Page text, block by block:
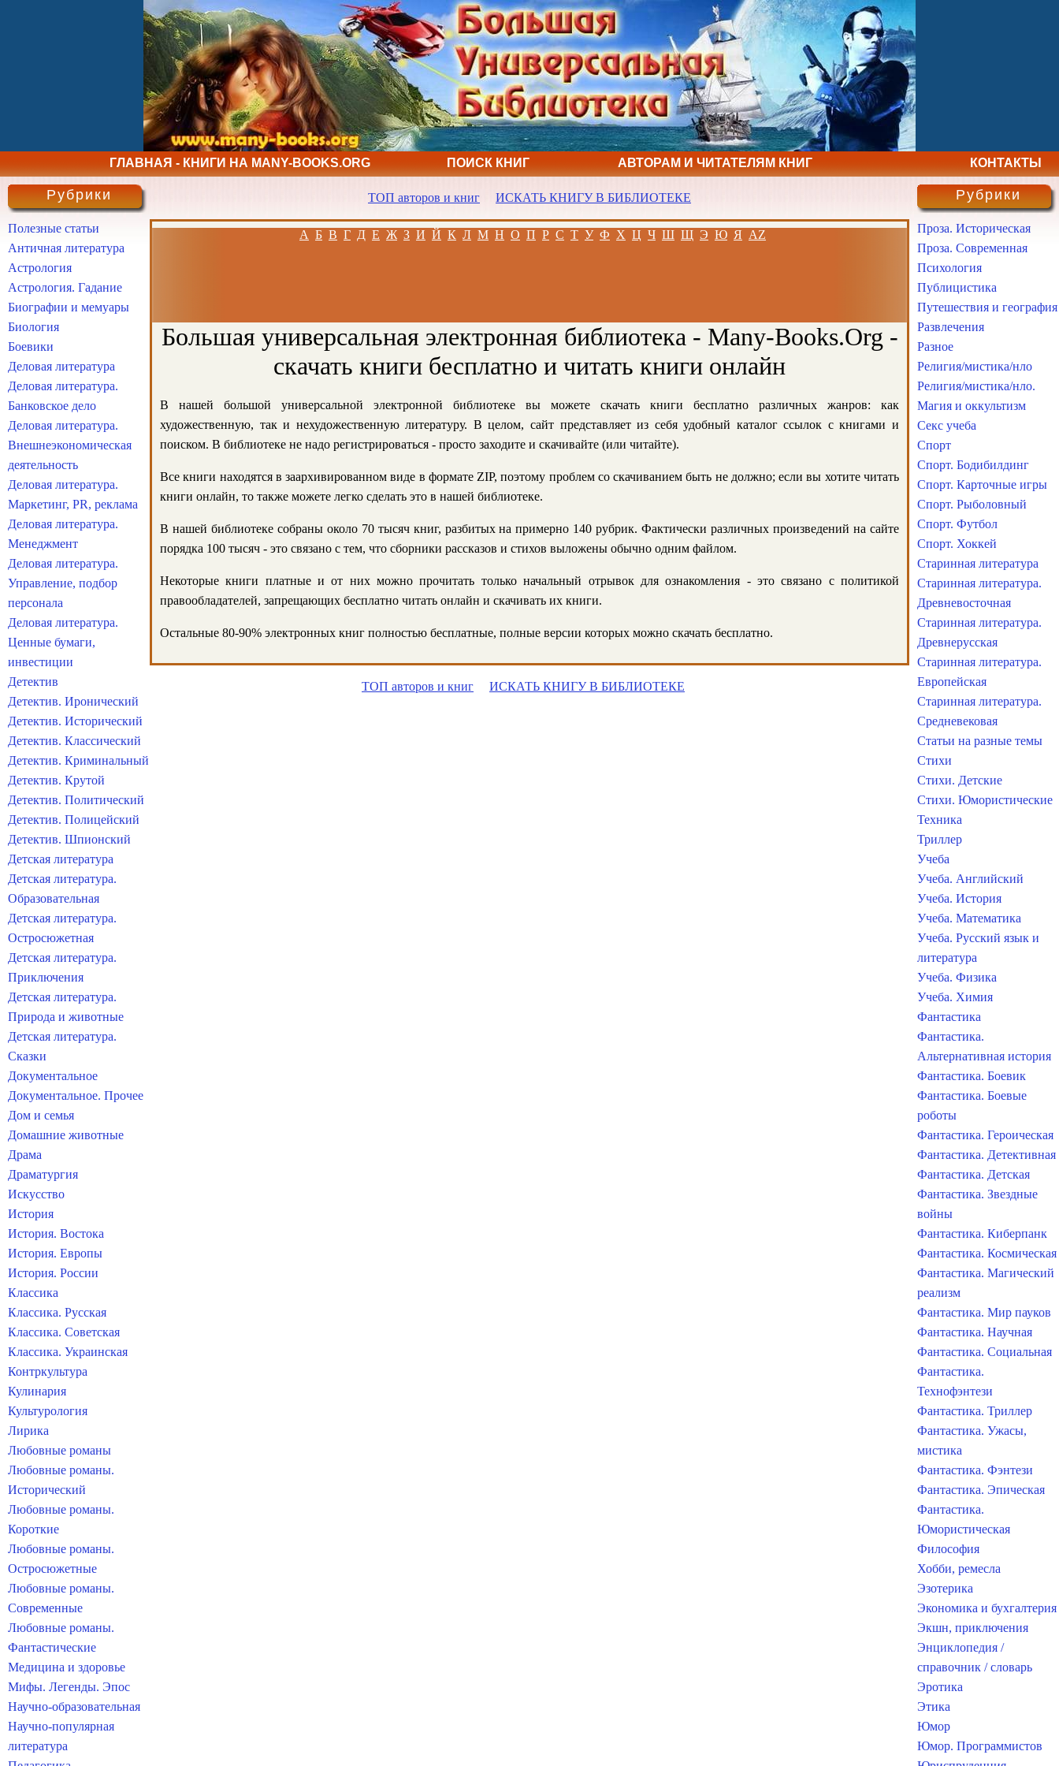
ГЛАВНАЯ - КНИГИ НА MANY-BOOKS.ORG ПОИСК КНИГ АВТОРАМ И ЧИТАТЕЛЯМ КНИГ КОНТАКТЫ
ТОП авторов и книг ИСКАТЬ КНИГУ В БИБЛИОТЕКЕ
А Б В Г Д Е Ж З И Й К Л М Н О П Р С Т У Ф Х Ц Ч Ш Щ Э Ю Я AZ
Большая универсальная электронная библиотека - Many-Books.Org -
скачать книги бесплатно и читать книги онлайн
В нашей большой универсальной электронной библиотеке вы можете скачать книги бесплатно различных жанров: как
художественную, так и нехудожественную литературу. В целом, сайт представляет из себя удобный каталог ссылок с книгами и
поиском. В библиотеке не надо регистрироваться - просто заходите и скачивайте (или читайте).
Все книги находятся в заархивированном виде в формате ZIP, поэтому проблем со скачиванием быть не должно; если вы хотите читать
книги онлайн, то также можете легко сделать это в нашей библиотеке.
В нашей библиотеке собраны около 70 тысяч книг, разбитых на примерно 140 рубрик. Фактически различных произведений на сайте
порядка 100 тысяч - это связано с тем, что сборники рассказов и стихов выложены обычно одним файлом.
Некоторые книги платные и от них можно прочитать только начальный отрывок для ознакомления - это связано с политикой
правообладателей, запрещающих бесплатно читать онлайн и скачивать их книги.
Остальные 80-90% электронных книг полностью бесплатные, полные версии которых можно скачать бесплатно.
ТОП авторов и книг ИСКАТЬ КНИГУ В БИБЛИОТЕКЕ
Рубрики
Полезные статьи
Античная литература
Астрология
Астрология. Гадание
Биографии и мемуары
Биология
Боевики
Деловая литература
Деловая литература.
Банковское дело
Деловая литература.
Внешнеэкономическая
деятельность
Деловая литература.
Маркетинг, PR, реклама
Деловая литература.
Менеджмент
Деловая литература.
Управление, подбор
персонала
Деловая литература.
Ценные бумаги,
инвестиции
Детектив
Детектив. Иронический
Детектив. Исторический
Детектив. Классический
Детектив. Криминальный
Детектив. Крутой
Детектив. Политический
Детектив. Полицейский
Детектив. Шпионский
Детская литература
Детская литература.
Образовательная
Детская литература.
Остросюжетная
Детская литература.
Приключения
Детская литература.
Природа и животные
Детская литература.
Сказки
Документальное
Документальное. Прочее
Дом и семья
Домашние животные
Драма
Драматургия
Искусство
История
История. Востока
История. Европы
История. России
Классика
Классика. Русская
Классика. Советская
Классика. Украинская
Контркультура
Кулинария
Культурология
Лирика
Любовные романы
Любовные романы.
Исторический
Любовные романы.
Короткие
Любовные романы.
Остросюжетные
Любовные романы.
Современные
Любовные романы.
Фантастические
Медицина и здоровье
Мифы. Легенды. Эпос
Научно-образовательная
Научно-популярная
литература
Рубрики
Проза. Историческая
Проза. Современная
Психология
Публицистика
Путешествия и география
Развлечения
Разное
Религия/мистика/нло
Религия/мистика/нло.
Магия и оккультизм
Секс учеба
Спорт
Спорт. Бодибилдинг
Спорт. Карточные игры
Спорт. Рыболовный
Спорт. Футбол
Спорт. Хоккей
Старинная литература
Старинная литература.
Древневосточная
Старинная литература.
Древнерусская
Старинная литература.
Европейская
Старинная литература.
Средневековая
Статьи на разные темы
Стихи
Стихи. Детские
Стихи. Юмористические
Техника
Триллер
Учеба
Учеба. Английский
Учеба. История
Учеба. Математика
Учеба. Русский язык и
литература
Учеба. Физика
Учеба. Химия
Фантастика
Фантастика.
Альтернативная история
Фантастика. Боевик
Фантастика. Боевые
роботы
Фантастика. Героическая
Фантастика. Детективная
Фантастика. Детская
Фантастика. Звездные
войны
Фантастика. Киберпанк
Фантастика. Космическая
Фантастика. Магический
реализм
Фантастика. Мир пауков
Фантастика. Научная
Фантастика. Социальная
Фантастика.
Технофэнтези
Фантастика. Триллер
Фантастика. Ужасы,
мистика
Фантастика. Фэнтези
Фантастика. Эпическая
Фантастика.
Юмористическая
Философия
Хобби, ремесла
Эзотерика
Экономика и бухгалтерия
Экшн, приключения
Энциклопедия /
справочник / словарь
Эротика
Этика
Юмор
Юмор. Программистов